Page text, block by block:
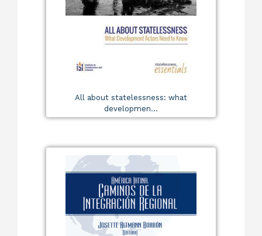
All about statelessness: what
developmen...